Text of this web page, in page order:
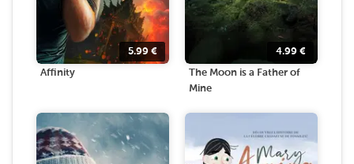
5.99 €
Affinity
4.99 €
The Moon is a Father of
Mine